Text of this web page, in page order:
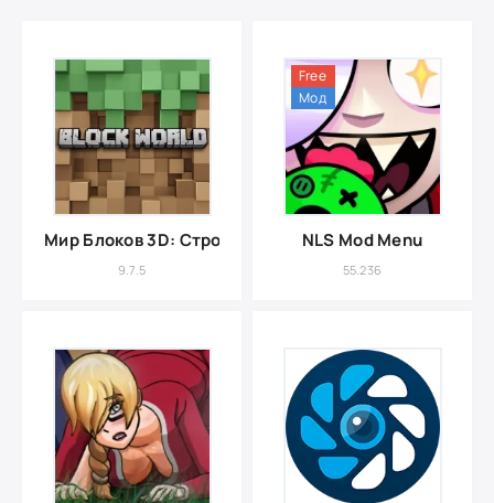
Мир Блоков 3D: Строительство
9.7.5
Free
Мод
NLS Mod Menu
55.236